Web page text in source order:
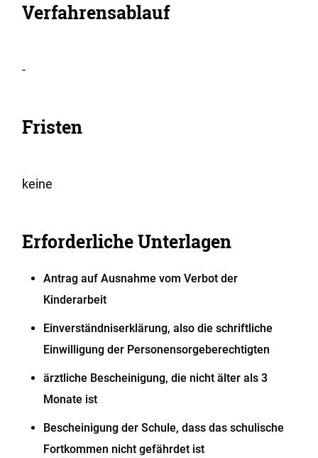
Verfahrensablauf
-
Fristen
keine
Erforderliche Unterlagen
Antrag auf Ausnahme vom Verbot der
Kinderarbeit
Einverständniserklärung, also die schriftliche
Einwilligung der Personensorgeberechtigten
ärztliche Bescheinigung, die nicht älter als 3
Monate ist
Bescheinigung der Schule, dass das schulische
Fortkommen nicht gefährdet ist